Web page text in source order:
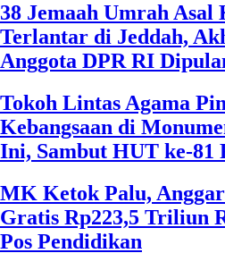
38 Jemaah Umrah Asal
Terlantar di Jeddah,
Anggota DPR RI
Tokoh Lintas Agama
Kebangsaan di
Ini, Sambut HUT ke-81
MK Ketok Palu,
Gratis Rp223,5 Triliun
Pos Pendidikan